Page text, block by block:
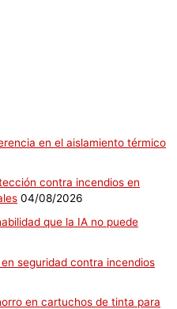
en el aislamiento térmico
contra incendios en
04/08/2026
que la IA no puede
seguridad contra incendios
en cartuchos de tinta para